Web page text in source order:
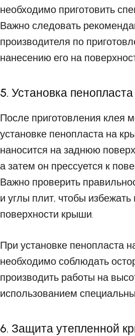
необходимо приготовить
Важно следовать
производителя по
нанесению его на
5. Установка пенопласта
После приготовления клея
установке пенопласта на
наносится на заднюю
а затем он прессуется к
Важно проверить
и углы плит, чтобы
поверхности крыши.
При установке пенопласта
необходимо соблюдать
производить работы на
использованием
6. Защита утепленной